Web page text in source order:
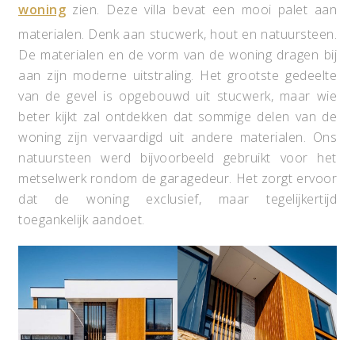
woning zien. Deze villa bevat een mooi palet aan
materialen. Denk aan stucwerk, hout en natuursteen.
De materialen en de vorm van de woning dragen bij
aan zijn moderne uitstraling. Het grootste gedeelte
van de gevel is opgebouwd uit stucwerk, maar wie
beter kijkt zal ontdekken dat sommige delen van de
woning zijn vervaardigd uit andere materialen. Ons
natuursteen werd bijvoorbeeld gebruikt voor het
metselwerk rondom de garagedeur. Het zorgt ervoor
dat de woning exclusief, maar tegelijkertijd
toegankelijk aandoet.